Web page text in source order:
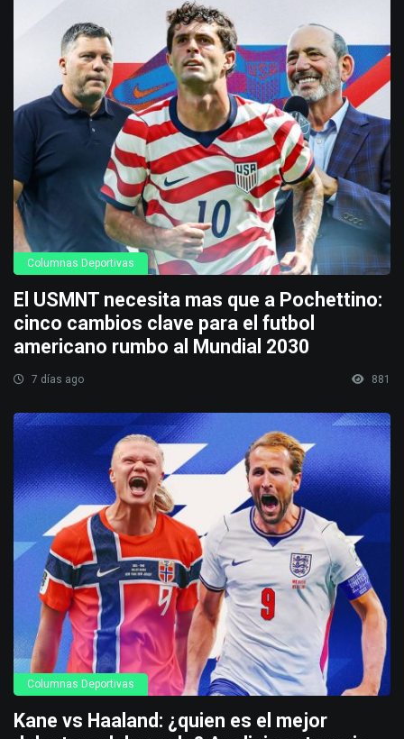
Columnas Deportivas
El USMNT necesita mas que a Pochettino:
cinco cambios clave para el futbol
americano rumbo al Mundial 2030
7 días ago 881
Columnas Deportivas
Kane vs Haaland: ¿quien es el mejor